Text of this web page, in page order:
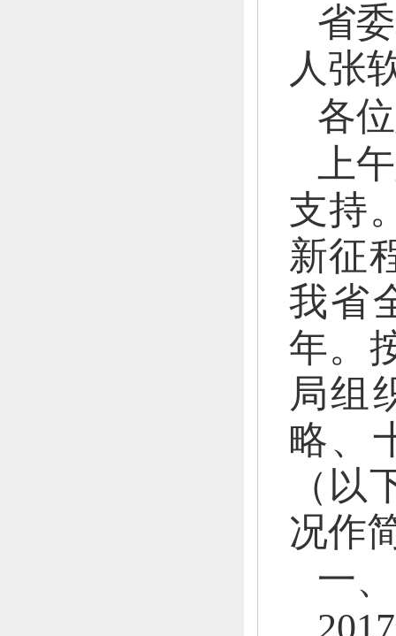
省
人张
各
上
支持
新征
我省
年。
局组
略、
（
况作
一、